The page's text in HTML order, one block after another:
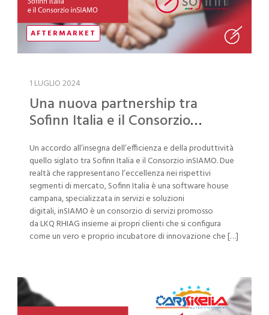
AFTERMARKET
1 LUGLIO 2024
Una nuova partnership tra
Sofinn Italia e il Consorzio
Un accordo all’insegna dell’efficienza e della produttività
quello siglato tra Sofinn Italia e il Consorzio inSIAMO. Due
realtà che rappresentano l’eccellenza nei rispettivi
segmenti di mercato, Sofinn Italia è una software house
campana, specializzata in servizi e soluzioni
digitali, inSIAMO è un consorzio di servizi promosso
da LKQ RHIAG insieme ai propri clienti che si configura
come un vero e proprio incubatore di innovazione che […]